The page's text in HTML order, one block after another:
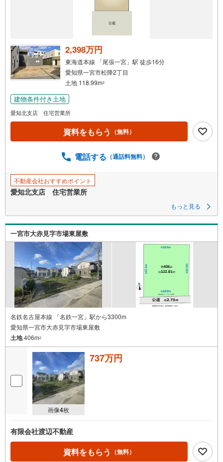
2,398万円
東海道本線 「尾張一宮」駅 徒歩16分
愛知県一宮市松降2丁目
土地 118.99m2
建物条件付き土地
愛知北支店 住宅営業所
資料をもらう （無料）
電話する （通話料無料）
不動産会社おすすめポイント
愛知北支店 住宅営業所
もっと見る
一宮市大赤見字市場東屋敷
名鉄名古屋本線 「名鉄一宮」駅から3300m
愛知県一宮市大赤見字市場東屋敷
土地406m2
画像4枚
737万円
有限会社渡辺不動産
資料をもらう （無料）